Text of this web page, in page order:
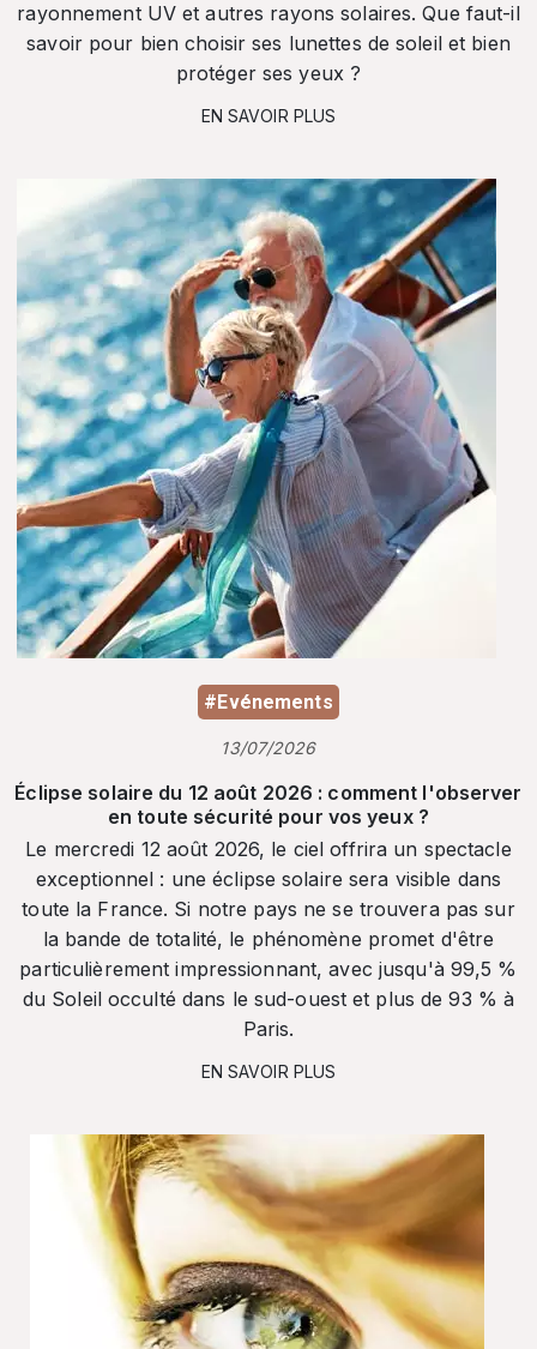
rayonnement UV et autres rayons solaires. Que faut-il
savoir pour bien choisir ses lunettes de soleil et bien
protéger ses yeux ?
EN SAVOIR PLUS
#Evénements
13/07/2026
Éclipse solaire du 12 août 2026 : comment l'observer
en toute sécurité pour vos yeux ?
Le mercredi 12 août 2026, le ciel offrira un spectacle
exceptionnel : une éclipse solaire sera visible dans
toute la France. Si notre pays ne se trouvera pas sur
la bande de totalité, le phénomène promet d'être
particulièrement impressionnant, avec jusqu'à 99,5 %
du Soleil occulté dans le sud-ouest et plus de 93 % à
Paris.
EN SAVOIR PLUS